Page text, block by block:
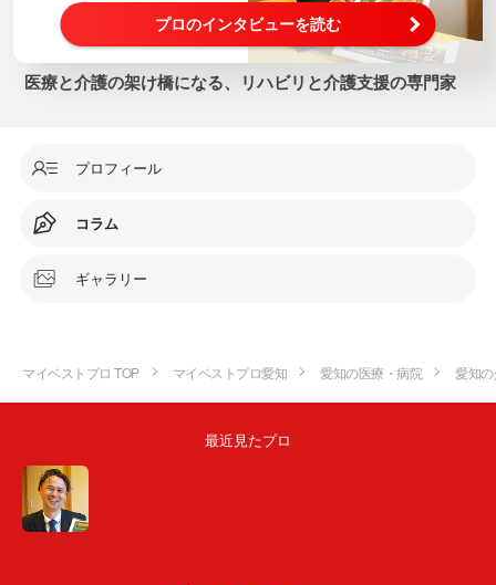
プロのインタビューを読む
医療と介護の架け橋になる、リハビリと介護支援の専門家
プロフィール
コラム
ギャラリー
マイベストプロ TOP マイベストプロ愛知 愛知の医療・病院 愛知
最近見たプロ